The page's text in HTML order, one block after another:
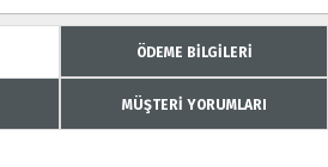
ÖDEME BİLGİLERİ
MÜŞTERİ YORUMLARI